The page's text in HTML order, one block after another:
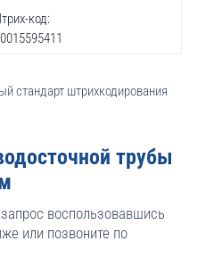
код:
стандарт штрихкодирования
трубы
воспользовавшись
или позвоните по